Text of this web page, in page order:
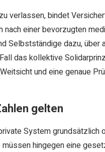
verlassen, bindet
nach einer bevorzugten
Selbstständige dazu, über
das kollektive
und eine genaue
gelten
System grundsätzlich
hingegen eine